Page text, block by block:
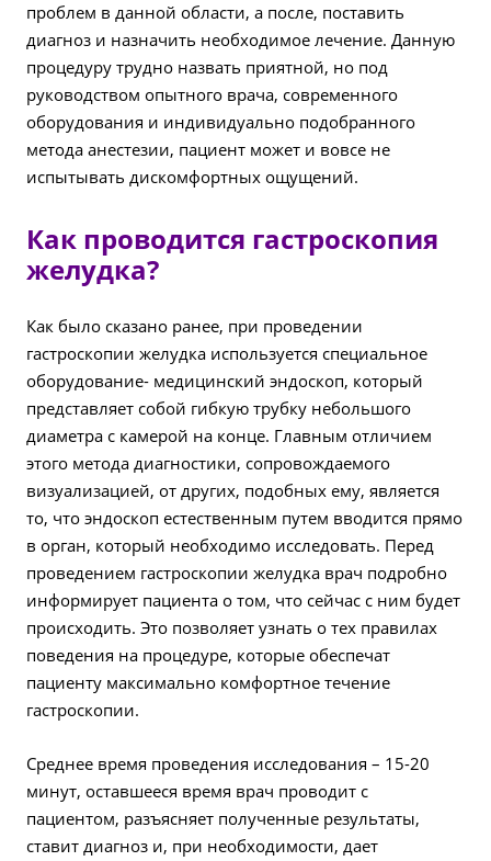
проблем в данной области, а после, поставить
диагноз и назначить необходимое лечение. Данную
процедуру трудно назвать приятной, но под
руководством опытного врача, современного
оборудования и индивидуально подобранного
метода анестезии, пациент может и вовсе не
испытывать дискомфортных ощущений.
Как проводится гастроскопия
желудка?
Как было сказано ранее, при проведении
гастроскопии желудка используется специальное
оборудование- медицинский эндоскоп, который
представляет собой гибкую трубку небольшого
диаметра с камерой на конце. Главным отличием
этого метода диагностики, сопровождаемого
визуализацией, от других, подобных ему, является
то, что эндоскоп естественным путем вводится прямо
в орган, который необходимо исследовать. Перед
проведением гастроскопии желудка врач подробно
информирует пациента о том, что сейчас с ним будет
происходить. Это позволяет узнать о тех правилах
поведения на процедуре, которые обеспечат
пациенту максимально комфортное течение
гастроскопии.
Среднее время проведения исследования – 15-20
минут, оставшееся время врач проводит с
пациентом, разъясняет полученные результаты,
ставит диагноз и, при необходимости, дает